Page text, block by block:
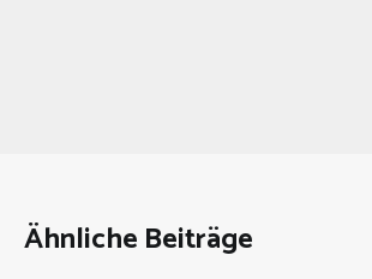
Ähnliche Beiträge